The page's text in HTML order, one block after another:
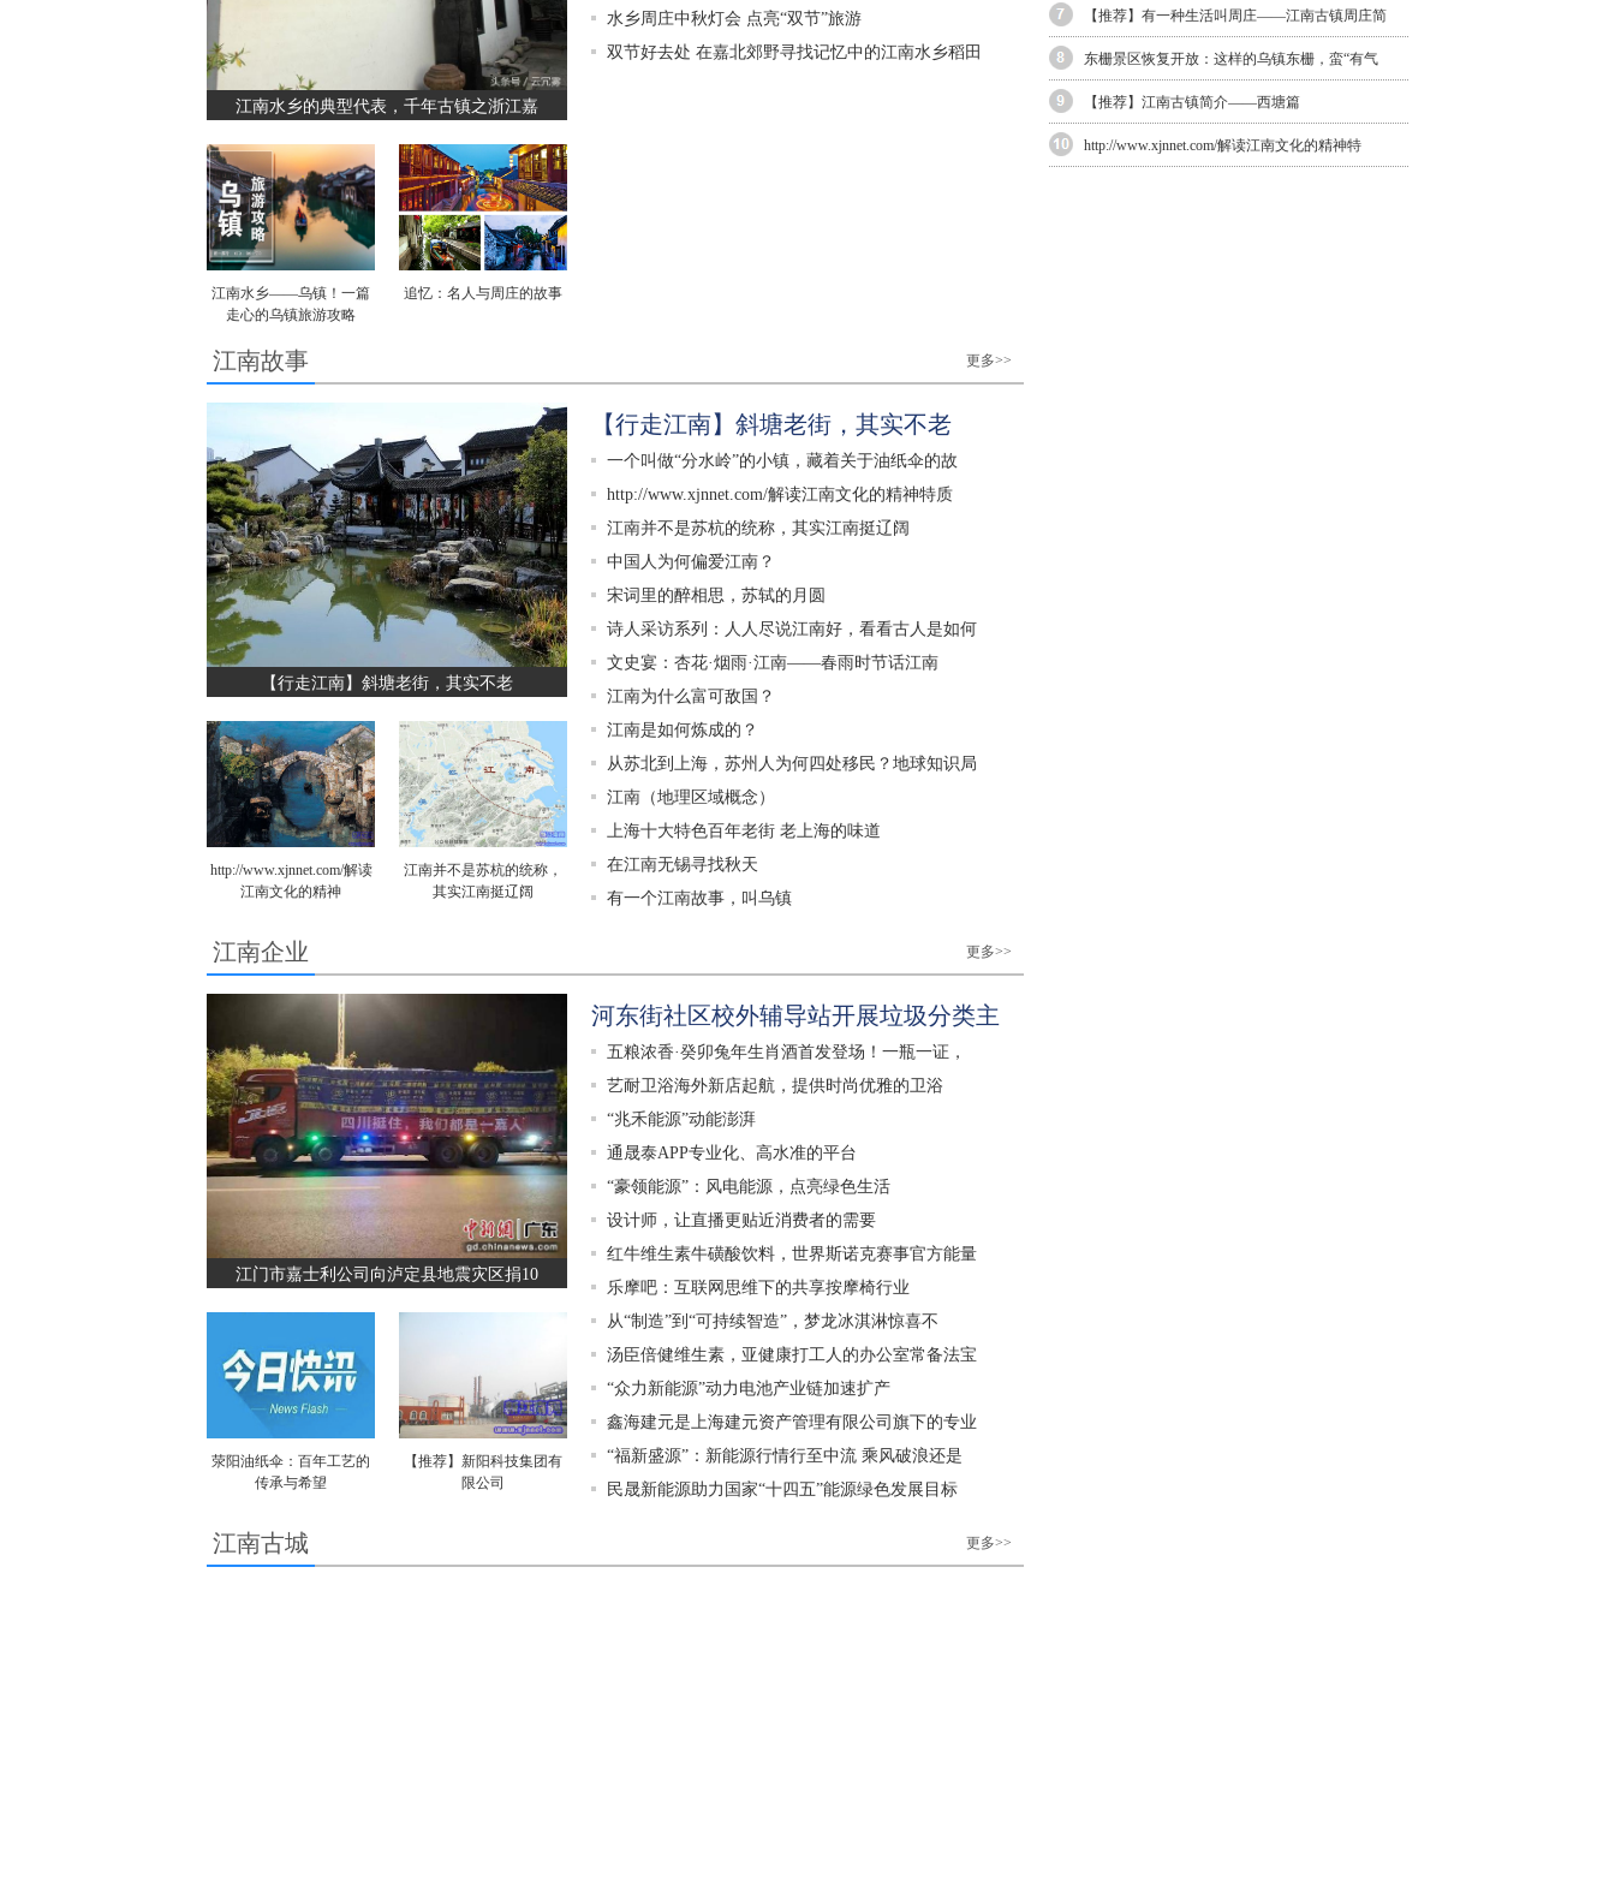
江南水乡的典型代表，千年古镇之浙江嘉
江南水乡——乌镇！一篇
走心的乌镇旅游攻略
追忆：名人与周庄的故事
水乡周庄中秋灯会 点亮“双节”旅游
双节好去处 在嘉北郊野寻找记忆中的江南水乡稻田
江南故事 更多>>
【行走江南】斜塘老街，其实不老
http://www.xjnnet.com/解读
江南文化的精神
江南并不是苏杭的统称，
其实江南挺辽阔
【行走江南】斜塘老街，其实不老
一个叫做“分水岭”的小镇，藏着关于油纸伞的故
http://www.xjnnet.com/解读江南文化的精神特质
江南并不是苏杭的统称，其实江南挺辽阔
中国人为何偏爱江南？
宋词里的醉相思，苏轼的月圆
诗人采访系列：人人尽说江南好，看看古人是如何
文史宴：杏花·烟雨·江南——春雨时节话江南
江南为什么富可敌国？
江南是如何炼成的？
从苏北到上海，苏州人为何四处移民？地球知识局
江南（地理区域概念）
上海十大特色百年老街 老上海的味道
在江南无锡寻找秋天
有一个江南故事，叫乌镇
江南企业 更多>>
江门市嘉士利公司向泸定县地震灾区捐10
荥阳油纸伞：百年工艺的
传承与希望
【推荐】新阳科技集团有
限公司
河东街社区校外辅导站开展垃圾分类主
五粮浓香·癸卯兔年生肖酒首发登场！一瓶一证，
艺耐卫浴海外新店起航，提供时尚优雅的卫浴
“兆禾能源”动能澎湃
通晟泰APP专业化、高水准的平台
“豪领能源”：风电能源，点亮绿色生活
设计师，让直播更贴近消费者的需要
红牛维生素牛磺酸饮料，世界斯诺克赛事官方能量
乐摩吧：互联网思维下的共享按摩椅行业
从“制造”到“可持续智造”，梦龙冰淇淋惊喜不
汤臣倍健维生素，亚健康打工人的办公室常备法宝
“众力新能源”动力电池产业链加速扩产
鑫海建元是上海建元资产管理有限公司旗下的专业
“福新盛源”：新能源行情行至中流 乘风破浪还是
民晟新能源助力国家“十四五”能源绿色发展目标
江南古城 更多>>
【推荐】有一种生活叫周庄——江南古镇周庄简
东栅景区恢复开放：这样的乌镇东栅，蛮“有气
【推荐】江南古镇简介——西塘篇
http://www.xjnnet.com/解读江南文化的精神特